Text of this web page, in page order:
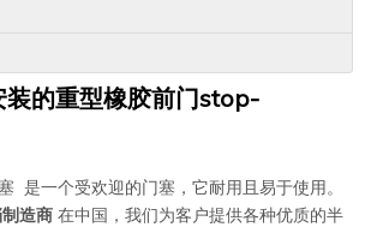
装的重型橡胶前门stop-
是一个受欢迎的门塞，它耐用且易于使用。
造商 在中国，我们为客户提供各种优质的半